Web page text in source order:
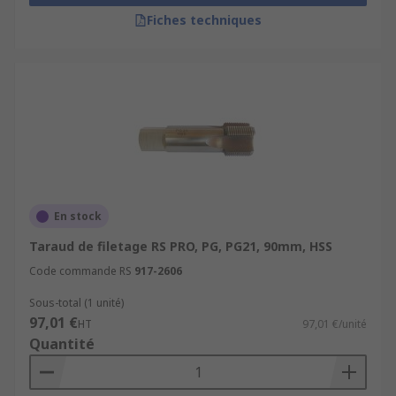
haute vitesse) et en carbure, et peuvent être
besoins. Les tarauds peuvent être utilisés avec
un tourne-à-gauche ou un outil électrique, et
façons pour différentes applications :
ébaucheurs, permettent de commencer un
nouveau filetage pour lequel les 7 à
10 premiers filets sont plus plats que les
suivants sur la tige.
Fiches techniques
En stock
Taraud de filetage RS PRO, PG, PG21, 90mm, HSS
Code commande RS 917-2606
Sous-total (1 unité)
97,01 €HT 97,01 €/unité
Quantité